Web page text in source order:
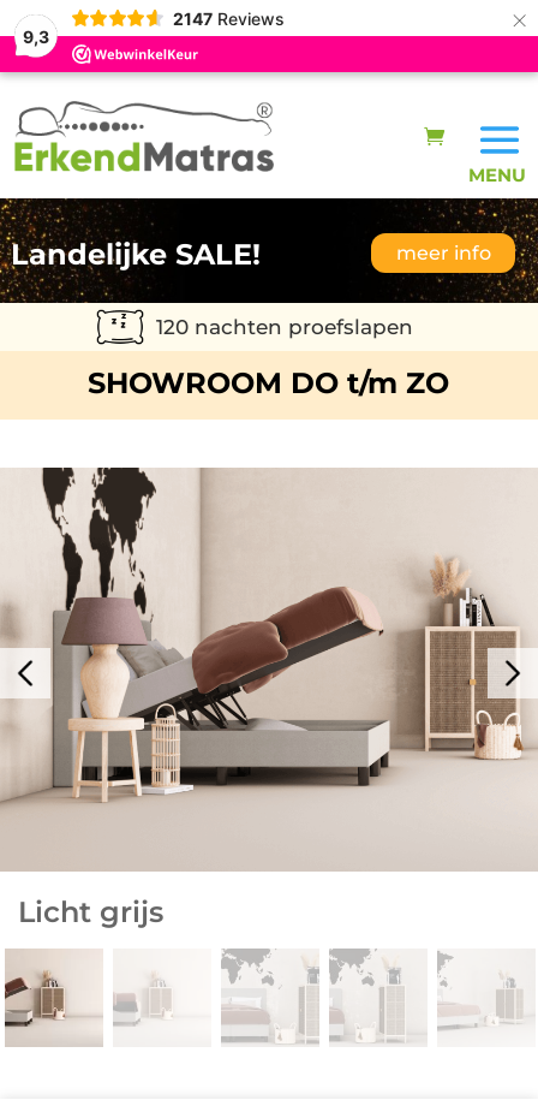
9,3
2147 Reviews ×
Landelijke SALE! meer info
120 nachten proefslapen
SHOWROOM DO t/m ZO
Licht grijs